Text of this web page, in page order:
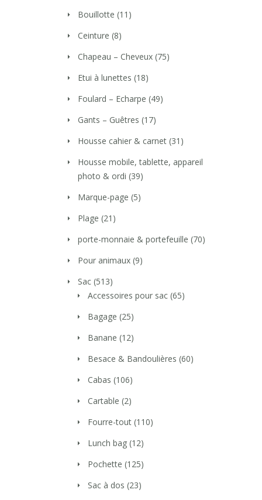
Bouillotte (11)
Ceinture (8)
Chapeau – Cheveux (75)
Etui à lunettes (18)
Foulard – Echarpe (49)
Gants – Guêtres (17)
Housse cahier & carnet (31)
Housse mobile, tablette, appareil
photo & ordi (39)
Marque-page (5)
Plage (21)
porte-monnaie & portefeuille (70)
Pour animaux (9)
Sac (513)
Accessoires pour sac (65)
Bagage (25)
Banane (12)
Besace & Bandoulières (60)
Cabas (106)
Cartable (2)
Fourre-tout (110)
Lunch bag (12)
Pochette (125)
Sac à dos (23)